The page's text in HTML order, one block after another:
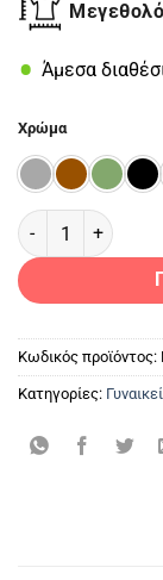
Άμεσα
Χρώμα
PG-1723
Κωδικός προϊόντος:
Κατηγορίες: